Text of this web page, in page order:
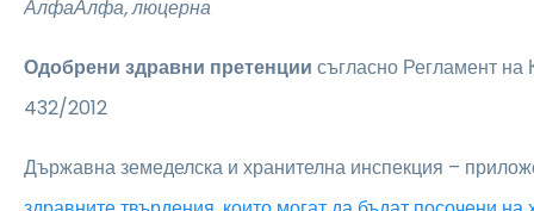
АлфаАлфа, люцерна
Одобрени здравни претенции съгласно Регламент
432/2012
Държавна земеделска и хранителна инспекция –